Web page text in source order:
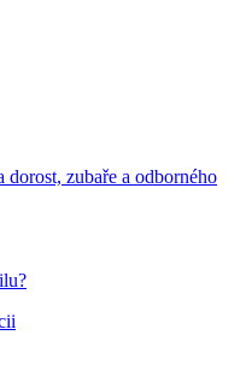
zubaře a odborného